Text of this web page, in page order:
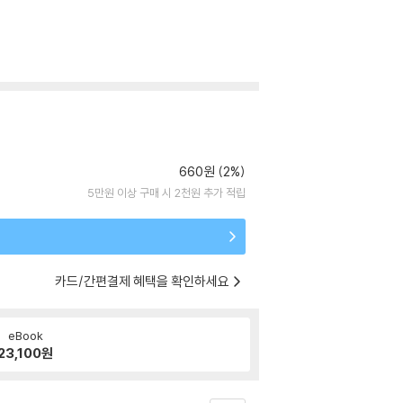
660원 (2%)
5만원 이상 구매 시 2천원 추가 적립
카드/간편결제 혜택을 확인하세요
eBook
원